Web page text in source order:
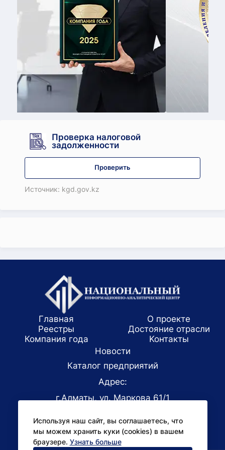
Проверка налоговой
задолженности
Проверить
Источник: kgd.gov.kz
Используя наш сайт, вы соглашаетесь, что
мы можем хранить куки (cookies) в вашем
браузере. Узнать больше
Главная
О проекте
Реестры
Достояние отрасли
Компания года
Koнтaкты
Новости
Каталог предприятий
Адрес:
г.Алматы, ул. Маркова 61/1
office@niac.kz
Для СМИ: